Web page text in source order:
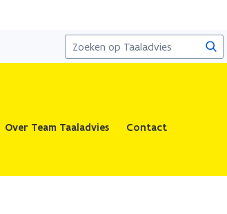
Over Team Taaladvies Contact